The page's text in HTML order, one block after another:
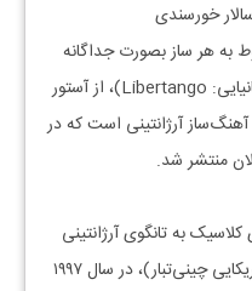
خورسندی
به هر ساز بصورت جداگانه
قطعهٔ لیبِرتانْگو (تانگوی آزاد) (به اسپانیایی: Libertango)، از آستور
آرژانتینی است که در
کلاسیک به تانگوی آرژانتینی
است. یو-یو ما، نوازندهٔ ویولنسل (آمریکایی چینی‌تبار)، در سال ۱۹۹۷